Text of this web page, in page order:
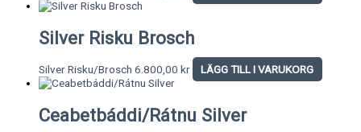
Silver Risku Brosch
Silver Risku/Brosch 6.800,00 kr LÄGG TILL I VARUKORG
Ceabetbáddi/Rátnu Silver